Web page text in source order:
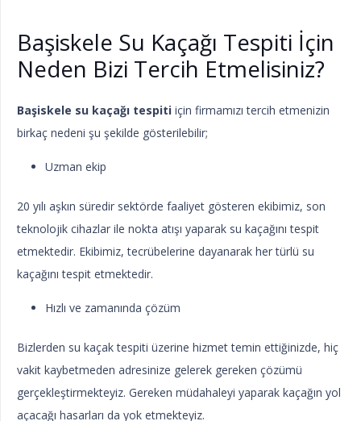
Başiskele Su Kaçağı Tespiti İçin
Neden Bizi Tercih Etmelisiniz?
Başiskele su kaçağı tespiti için firmamızı tercih etmenizin
birkaç nedeni şu şekilde gösterilebilir;
Uzman ekip
20 yılı aşkın süredir sektörde faaliyet gösteren ekibimiz, son
teknolojik cihazlar ile nokta atışı yaparak su kaçağını tespit
etmektedir. Ekibimiz, tecrübelerine dayanarak her türlü su
kaçağını tespit etmektedir.
Hızlı ve zamanında çözüm
Bizlerden su kaçak tespiti üzerine hizmet temin ettiğinizde, hiç
vakit kaybetmeden adresinize gelerek gereken çözümü
gerçekleştirmekteyiz. Gereken müdahaleyi yaparak kaçağın yol
açacağı hasarları da yok etmekteyiz.